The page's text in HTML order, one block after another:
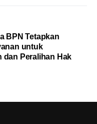
BPN Tetapkan
untuk
dan Peralihan Hak